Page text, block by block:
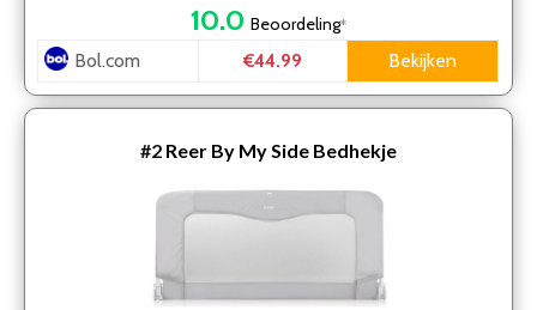
10.0 Beoordeling*
Bol.com €44.99 Bekijken
#2 Reer By My Side Bedhekje